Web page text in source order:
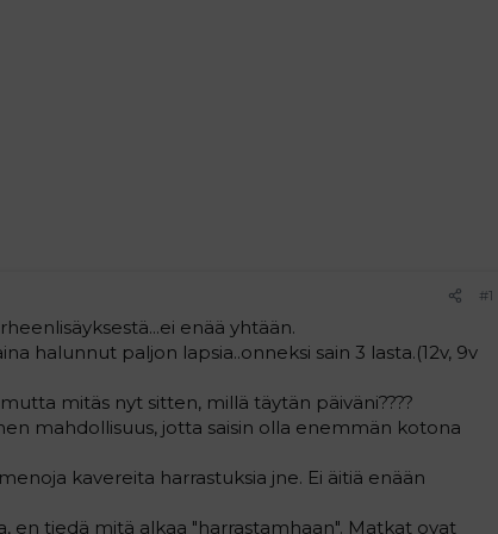
#1
enää yhtään.
halunnut paljon lapsia..onneksi sain 3 lasta.(12v, 9v
mitäs nyt sitten, millä täytän päiväni????
mahdollisuus, jotta saisin olla enemmän kotona
kavereita harrastuksia jne. Ei äitiä enään
en tiedä mitä alkaa "harrastamhaan". Matkat ovat